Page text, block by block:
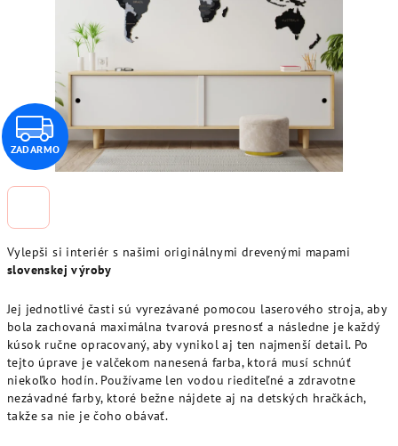
Vylepši si interiér s našimi originálnymi drevenými mapami
slovenskej výroby
Jej jednotlivé časti sú vyrezávané pomocou laserového stroja, aby
bola zachovaná maximálna tvarová presnosť a následne je každý
kúsok ručne opracovaný, aby vynikol aj ten najmenší detail. Po
tejto úprave je valčekom nanesená farba, ktorá musí schnúť
niekoľko hodín. Používame len vodou riediteľné a zdravotne
nezávadné farby, ktoré bežne nájdete aj na detských hračkách,
takže sa nie je čoho obávať.
Z
A
A
R
M
O
ZADARMO